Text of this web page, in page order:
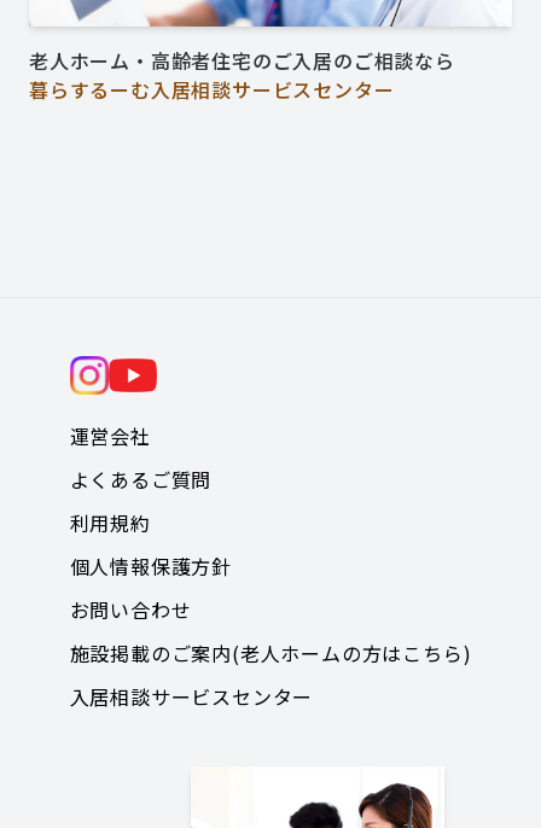
老人ホーム・高齢者住宅のご入居のご相談なら
暮らするーむ入居相談サービスセンター
運営会社
よくあるご質問
利用規約
個人情報保護方針
お問い合わせ
施設掲載のご案内(老人ホームの方はこちら)
入居相談サービスセンター